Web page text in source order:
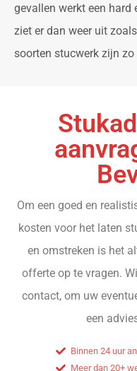
gevallen werkt een hard
ziet er dan weer uit
soorten stucwerk zijn zo
Om een goed en
kosten voor het laten
en omstreken is het
offerte op te vragen.
contact, om uw
een
Binnen 24 uur
Meer dan 20+